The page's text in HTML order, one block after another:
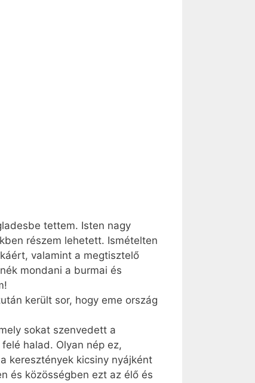
tettem. Isten nagy
részem lehetett. Ismételten
valamint a megtisztelő
mondani a burmai és
került sor, hogy eme ország
sokat szenvedett a
halad. Olyan nép ez,
keresztények kicsiny nyájként
és közösségben ezt az élő és